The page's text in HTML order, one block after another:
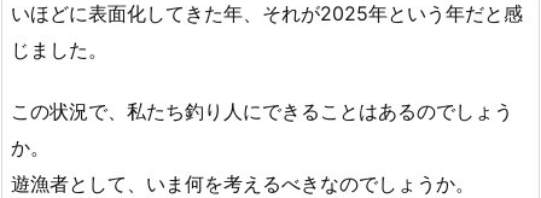
いほどに表面化してきた年、それが2025年という年だと感
じました。
この状況で、私たち釣り人にできることはあるのでしょう
か。
遊漁者として、いま何を考えるべきなのでしょうか。